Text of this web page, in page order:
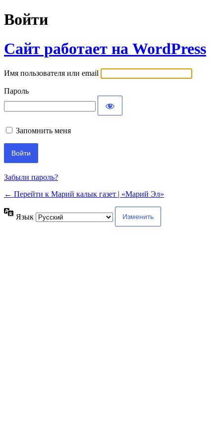
Войти
Сайт работает на WordPress
Имя пользователя или email
Пароль
Запомнить меня
Забыли пароль?
← Перейти к Марий калык газет | «Марий Эл»
Язык